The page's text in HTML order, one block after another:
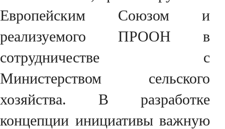
Европейским Союзом и
реализуемого ПРООН в
сотрудничестве с
Министерством сельского
хозяйства. В разработке
концепции инициативы важную